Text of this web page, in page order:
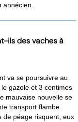
annécien.
ils des vaches à
va se poursuivre au
gazole et 3 centimes
mauvaise nouvelle se
transport flambe
de péage risquent, eux